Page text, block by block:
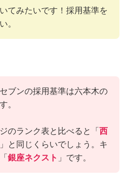
てみたいです！採用基準を
。
ブンの採用基準は六本木の
。
のランク表と比べると「 西
と同じくらいでしょう。キ
銀座ネクスト 」です。